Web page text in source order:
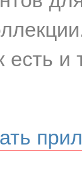
есть и